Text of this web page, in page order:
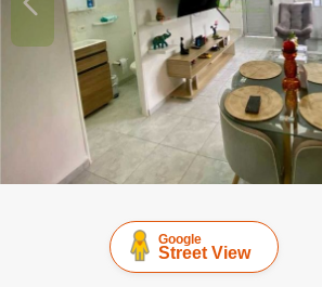
Google
Street View